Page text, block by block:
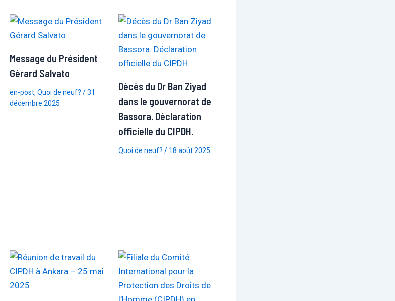
Message du Président
Gérard Salvato
en-post,Quoi de neuf? /31
décembre 2025
Décès du Dr Ban Ziyad
dans le gouvernorat de
Bassora. Déclaration
officielle du CIPDH.
Quoi de neuf? / 18 août 2025